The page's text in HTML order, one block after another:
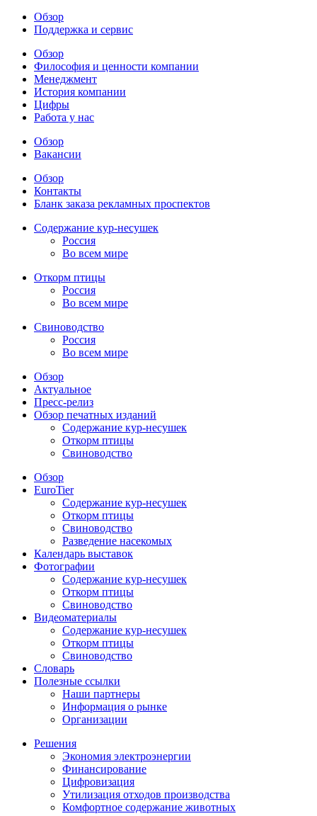
Обзор
Поддержка и сервис
Обзор
Философия и ценности компании
Менеджмент
История компании
Цифры
Работа у нас
Обзор
Вакансии
Обзор
Контакты
Бланк заказа рекламных проспектов
Содержание кур-несушек
Россия
Во всем мире
Откорм птицы
Россия
Во всем мире
Свиноводство
Россия
Во всем мире
Обзор
Актуальное
Пресс-релиз
Обзор печатных изданий
Содержание кур-несушек
Откорм птицы
Свиноводство
Обзор
EuroTier
Содержание кур-несушек
Откорм птицы
Свиноводство
Разведение насекомых
Календарь выставок
Фотографии
Содержание кур-несушек
Откорм птицы
Свиноводство
Видеоматериалы
Содержание кур-несушек
Откорм птицы
Свиноводство
Словарь
Полезные ссылки
Наши партнеры
Информация о рынке
Организации
Решения
Экономия электроэнергии
Финансирование
Цифровизация
Утилизация отходов производства
Комфортное содержание животных